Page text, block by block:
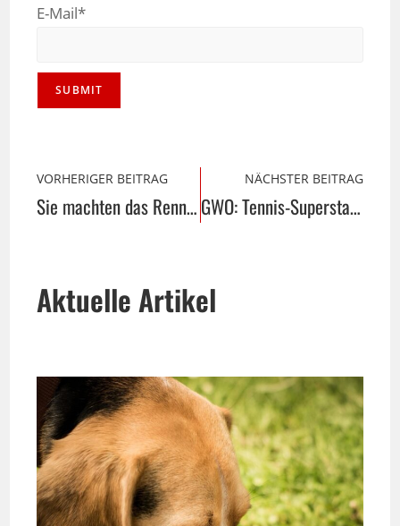
E-Mail*
VORHERIGER BEITRAG
Sie machten das Rennen
NÄCHSTER BEITRAG
GWO: Tennis-Superstar Alexander Zverev eingetroffen
Aktuelle Artikel